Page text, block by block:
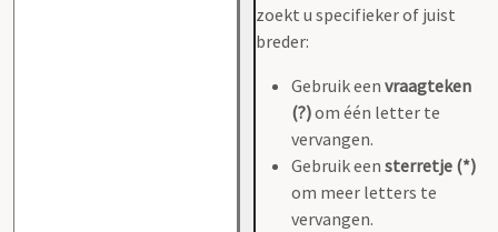
zoekt u specifieker of juist
breder:
Gebruik een vraagteken
(?)om één letter te
vervangen.
Gebruik een sterretje (*)
om meer letters te
vervangen.